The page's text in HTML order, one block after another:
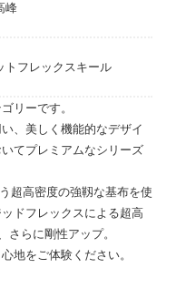
峰
トフレックスキール
リーです。
、美しく機能的なデザイ
てプレミアムなシリーズ
超高密度の強靱な基布を使
ドフレックスによる超高
さらに剛性アップ。
地をご体験ください。